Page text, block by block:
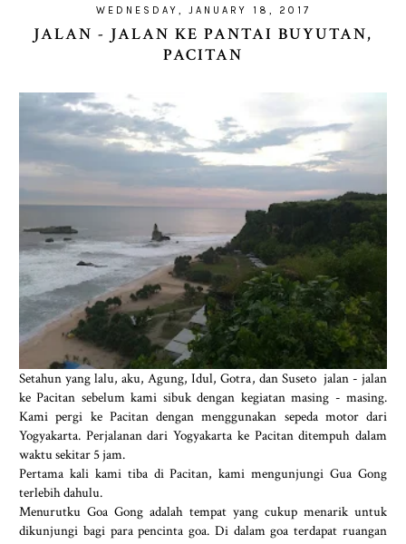
WEDNESDAY, JANUARY 18, 2017
JALAN - JALAN KE PANTAI BUYUTAN,
PACITAN
Setahun yang lalu, aku, Agung, Idul, Gotra, dan Suseto jalan - jalan
ke Pacitan sebelum kami sibuk dengan kegiatan masing - masing.
Kami pergi ke Pacitan dengan menggunakan sepeda motor dari
Yogyakarta. Perjalanan dari Yogyakarta ke Pacitan ditempuh dalam
waktu sekitar 5 jam.
Pertama kali kami tiba di Pacitan, kami mengunjungi Gua Gong
terlebih dahulu.
Menurutku Goa Gong adalah tempat yang cukup menarik untuk
dikunjungi bagi para pencinta goa. Di dalam goa terdapat ruangan